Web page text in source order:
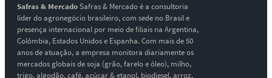
Safras & MercadoSafras & Mercado é a consultoria
líder do agronegócio brasileiro, com sede no Brasil e
presença internacional por meio de filiais na Argentina,
Colômbia, Estados Unidos e Espanha. Com mais de 50
anos de atuação, a empresa monitora diariamente os
mercados globais de soja (grão, farelo e óleo), milho,
trigo, algodão, café, açúcar & etanol, biodiesel, arroz,